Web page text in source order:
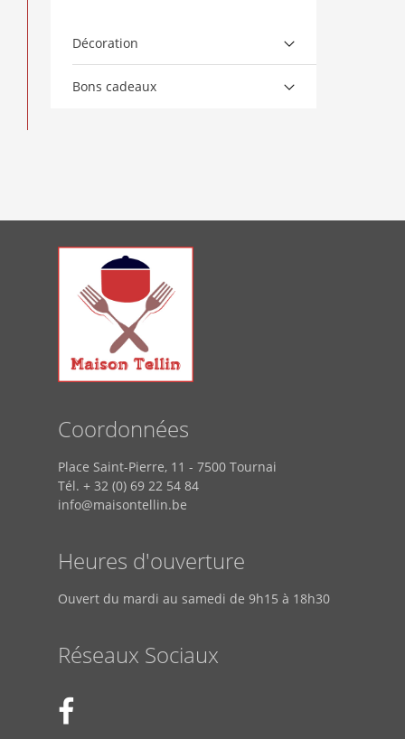
Décoration
Bons cadeaux
Coordonnées
Place Saint-Pierre, 11 - 7500 Tournai
Tél. + 32 (0) 69 22 54 84
info@maisontellin.be
Heures d'ouverture
Ouvert du mardi au samedi de 9h15 à 18h30
Réseaux Sociaux